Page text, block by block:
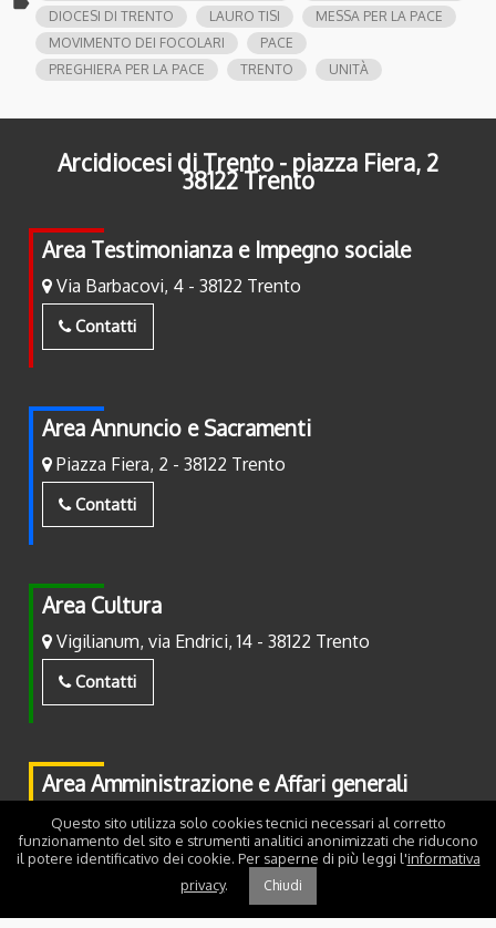
DIOCESI DI TRENTO
LAURO TISI
MESSA PER LA PACE
MOVIMENTO DEI FOCOLARI
PACE
PREGHIERA PER LA PACE
TRENTO UNITÀ
Arcidiocesi di Trento - piazza Fiera, 2
38122 Trento
Area Testimonianza e Impegno sociale
Via Barbacovi, 4 - 38122 Trento
Contatti
Area Annuncio e Sacramenti
Piazza Fiera, 2 - 38122 Trento
Contatti
Area Cultura
Vigilianum, via Endrici, 14 - 38122 Trento
Contatti
Area Amministrazione e Affari generali
Piazza Fiera, 2 - 38122 Trento
Contatti
Questo sito utilizza solo cookies tecnici necessari al corretto
funzionamento del sito e strumenti analitici anonimizzati che riducono
il potere identificativo dei cookie. Per saperne di più leggi l'informativa
privacy. Chiudi